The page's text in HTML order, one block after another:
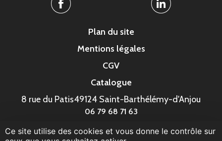
Facebook Linkedin
Plan du site
Mentions légales
CGV
Catalogue
8 rue du Patis49124 Saint-Barthélémy-d'Anjou
06 79 68 71 63
© MonaGraphic 2023
Ce site utilise des cookies et vous donne le contrôle sur